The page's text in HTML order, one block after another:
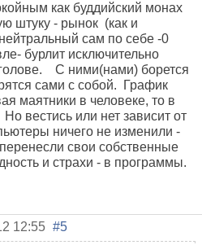
как буддийский монах
штуку - рынок (как и
сам по себе -0
бурлит исключительно
С ними(нами) борется
сами с собой. График
маятники в человеке, то в
вестись или нет зависит от
ничего не изменили -
свои собственные
и страхи - в программы.
12:55 #5